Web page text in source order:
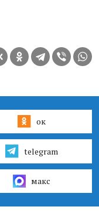
ок
telegram
макс